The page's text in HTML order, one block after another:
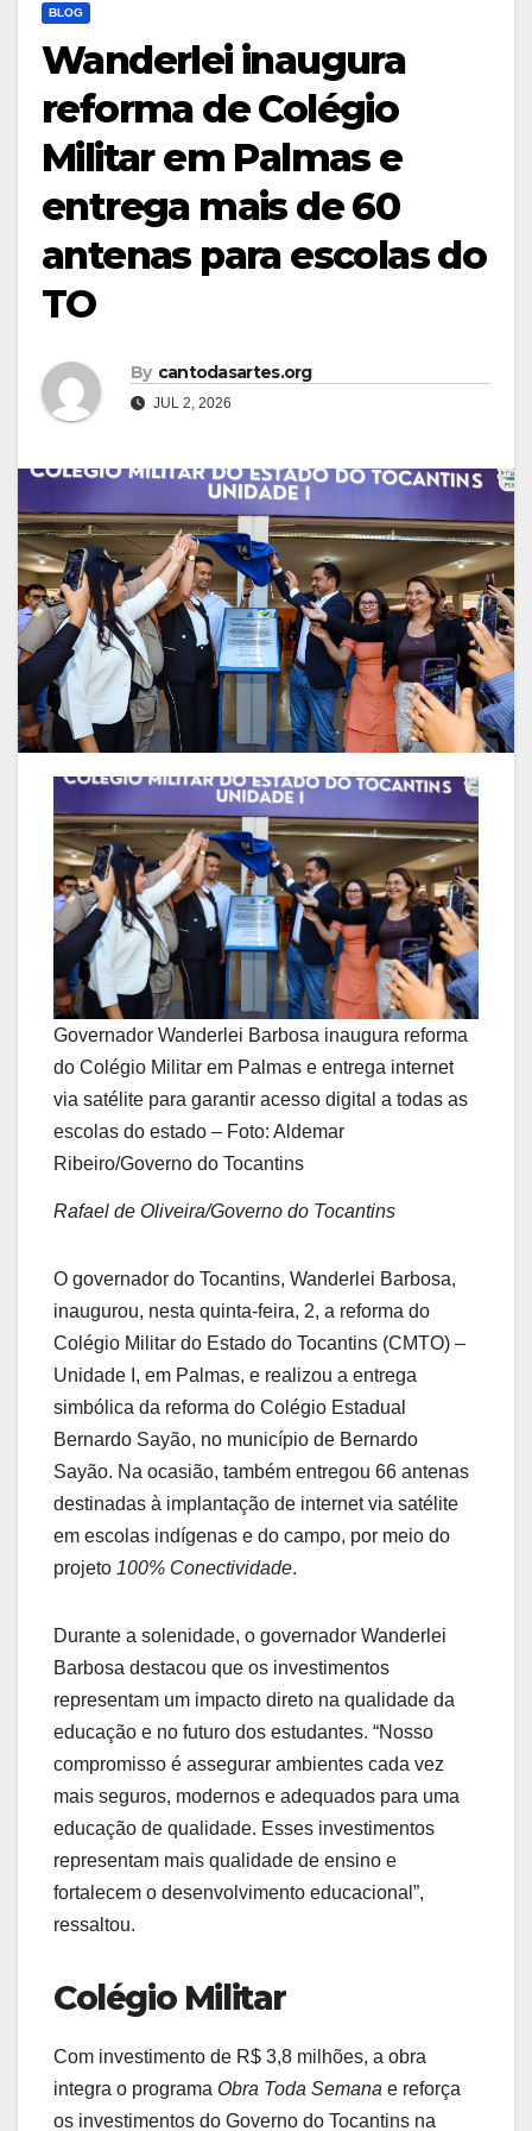
BLOG
Wanderlei inaugura
reforma de Colégio
Militar em Palmas e
entrega mais de 60
antenas para escolas do
TO
By cantodasartes.org
JUL 2, 2026
Governador Wanderlei Barbosa inaugura reforma
do Colégio Militar em Palmas e entrega internet
via satélite para garantir acesso digital a todas as
escolas do estado – Foto: Aldemar
Ribeiro/Governo do Tocantins
Rafael de Oliveira/Governo do Tocantins
O governador do Tocantins, Wanderlei Barbosa,
inaugurou, nesta quinta-feira, 2, a reforma do
Colégio Militar do Estado do Tocantins (CMTO) –
Unidade I, em Palmas, e realizou a entrega
simbólica da reforma do Colégio Estadual
Bernardo Sayão, no município de Bernardo
Sayão. Na ocasião, também entregou 66 antenas
destinadas à implantação de internet via satélite
em escolas indígenas e do campo, por meio do
projeto 100% Conectividade.
Durante a solenidade, o governador Wanderlei
Barbosa destacou que os investimentos
representam um impacto direto na qualidade da
educação e no futuro dos estudantes. “Nosso
compromisso é assegurar ambientes cada vez
mais seguros, modernos e adequados para uma
educação de qualidade. Esses investimentos
representam mais qualidade de ensino e
fortalecem o desenvolvimento educacional”,
ressaltou.
Colégio Militar
Com investimento de R$ 3,8 milhões, a obra
integra o programa Obra Toda Semana e reforça
os investimentos do Governo do Tocantins na